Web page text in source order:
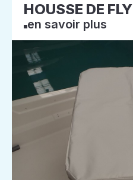
HOUSSE DE FLY
en savoir plus